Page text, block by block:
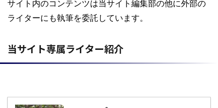
サイト内のコンテンツは当サイト編集部の他に外部の
ライターにも執筆を委託しています。
当サイト専属ライター紹介